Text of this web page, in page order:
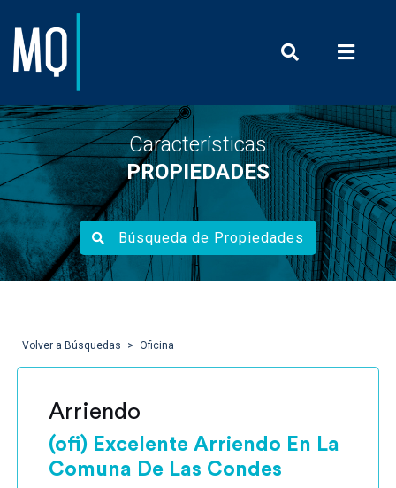
Características
PROPIEDADES
Búsqueda de Propiedades
Volver a Búsquedas Oficina
Arriendo
(ofi) Excelente Arriendo En La
Comuna De Las Condes